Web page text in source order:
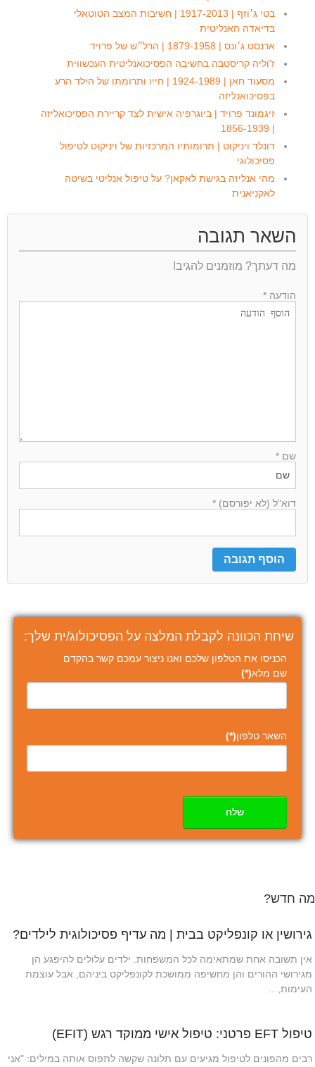
בטי ג׳וזף | 1917-2013 | חשיבות המצב הטוטאלי
בדיאדה האנליטית
ארנסט ג׳ונס | 1879-1958 | הרל״ש של פרויד
ז'וליה קריסטבה בחשיבה הפסיכואנליטית העכשווית
מסעוד חאן | 1924-1989 | חייו ותרומתו של הילד הרע
בפסיכואנליזה
זיגמונד פרויד | ביוגרפיה אישית לצד קריירת הפסיכואליזה
| 1856-1939
דונלד ויניקוט | תרומותיו המרכזיות של ויניקוט לטיפול
פסיכולוגי
מהי אנליזה בגישת לאקאן? על טיפול אנליטי בשיטה
לאקניאנית
השאר תגובה
מה דעתך? מוזמנים להגיב!
הודעה *
שם *
דוא"ל (לא יפורסם) *
שיחת הכוונה לקבלת המלצה על הפסיכולוג/ית שלך:
הכניסו את הטלפון שלכם ואנו ניצור עמכם קשר בהקדם
שם מלא(*)
השאר טלפון(*)
שלח
מה חדש?
גירושין או קונפליקט בבית | מה עדיף פסיכולוגית לילדים?
אין תשובה אחת שמתאימה לכל המשפחות. ילדים עלולים להיפגע הן
מגירושי ההורים והן מחשיפה ממושכת לקונפליקט ביניהם, אבל עוצמת
העימות,…
טיפול EFT פרטני: טיפול אישי ממוקד רגש (EFIT)
רבים מהפונים לטיפול מגיעים עם תלונה שקשה לתפוס אותה במילים: "אני